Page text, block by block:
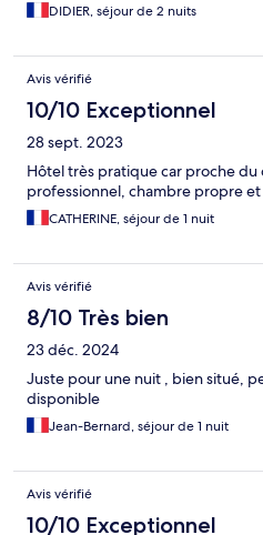
DIDIER, séjour de 2 nuits
Avis vérifié
10/10 Exceptionnel
28 sept. 2023
Hôtel très pratique car proche du
professionnel, chambre propre
CATHERINE, séjour de 1 nuit
Avis vérifié
8/10 Très bien
23 déc. 2024
Juste pour une nuit , bien situé,
disponible
Jean-Bernard, séjour de 1 nuit
Avis vérifié
10/10 Exceptionnel